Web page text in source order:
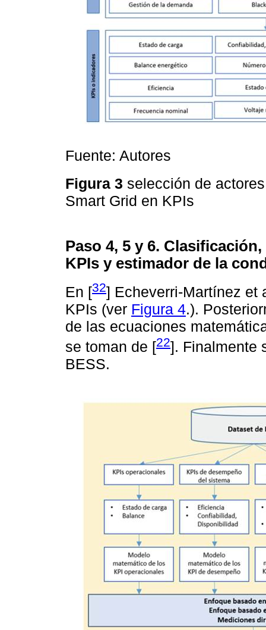
Fuente: Autores
Figura 3 selección de
Smart Grid en KPIs
Paso 4, 5 y 6.
KPIs y estimador de la
En [32] Echeverri-Martínez et
KPIs (ver Figura 4.).
de las ecuaciones
se toman de [22]. Finalmente
BESS.